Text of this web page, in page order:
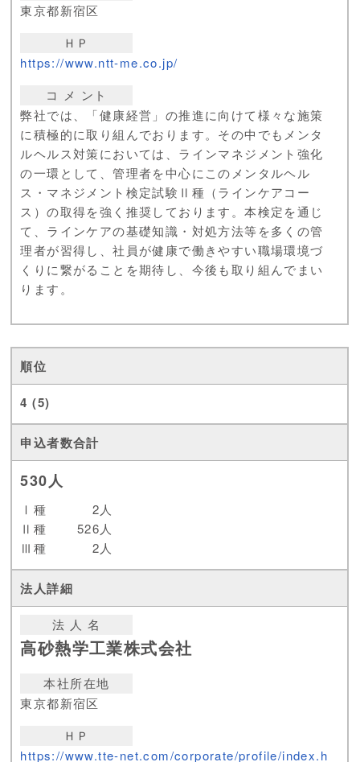
東京都新宿区
ＨＰ
https://www.ntt-me.co.jp/
コ メ ント
弊社では、「健康経営」の推進に向けて様々な施策
に積極的に取り組んでおります。その中でもメンタ
ルヘルス対策においては、ラインマネジメント強化
の一環として、管理者を中心にこのメンタルヘル
ス・マネジメント検定試験Ⅱ種（ラインケアコー
ス）の取得を強く推奨しております。本検定を通じ
て、ラインケアの基礎知識・対処方法等を多くの管
理者が習得し、社員が健康で働きやすい職場環境づ
くりに繋がることを期待し、今後も取り組んでまい
ります。
4 (5)
530人
Ⅰ種
2人
Ⅱ種
526人
Ⅲ種
2人
法 人 名
高砂熱学工業株式会社
本社所在地
東京都新宿区
ＨＰ
https://www.tte-net.com/corporate/profile/index.h